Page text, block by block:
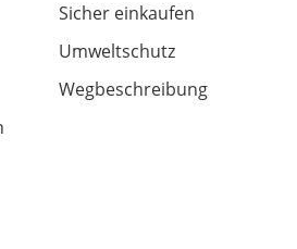
Sicher einkaufen
Umweltschutz
Wegbeschreibung